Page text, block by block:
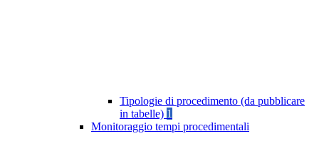
Tipologie di procedimento (da pubblicare
in tabelle) 1
Monitoraggio tempi procedimentali